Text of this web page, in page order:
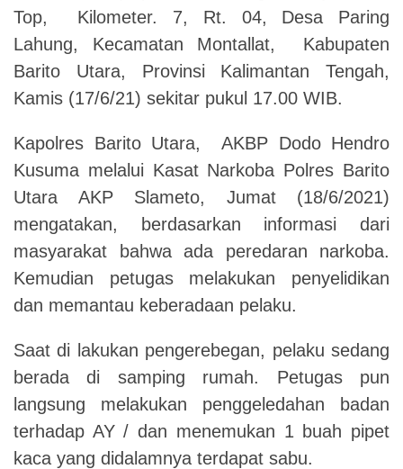
Top, Kilometer. 7, Rt. 04, Desa Paring
Lahung, Kecamatan Montallat, Kabupaten
Barito Utara, Provinsi Kalimantan Tengah,
Kamis (17/6/21) sekitar pukul 17.00 WIB.
Kapolres Barito Utara, AKBP Dodo Hendro
Kusuma melalui Kasat Narkoba Polres Barito
Utara AKP Slameto, Jumat (18/6/2021)
mengatakan, berdasarkan informasi dari
masyarakat bahwa ada peredaran narkoba.
Kemudian petugas melakukan penyelidikan
dan memantau keberadaan pelaku.
Saat di lakukan pengerebegan, pelaku sedang
berada di samping rumah. Petugas pun
langsung melakukan penggeledahan badan
terhadap AY / dan menemukan 1 buah pipet
kaca yang didalamnya terdapat sabu.